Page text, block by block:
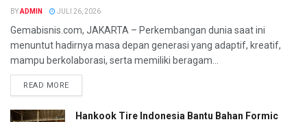
BYADMIN JULI 26, 2026
Gemabisnis.com, JAKARTA – Perkembangan dunia saat ini
menuntut hadirnya masa depan generasi yang adaptif, kreatif,
mampu berkolaborasi, serta memiliki beragam...
READ MORE
Hankook Tire Indonesia Bantu Bahan Formic